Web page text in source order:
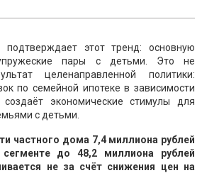
подтверждает этот тренд: основную
пары с детьми. Это не
целенаправленной политики:
по семейной ипотеке в зависимости
экономические стимулы для
с детьми.
частного дома 7,4 миллиона рублей
до 48,2 миллиона рублей
не за счёт снижения цен на